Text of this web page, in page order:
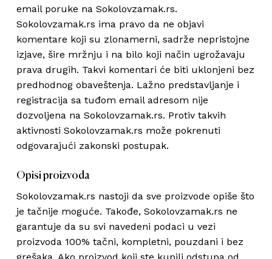
email poruke na Sokolovzamak.rs.
Sokolovzamak.rs ima pravo da ne objavi
komentare koji su zlonamerni, sadrže nepristojne
izjave, šire mržnju i na bilo koji način ugrožavaju
prava drugih. Takvi komentari će biti uklonjeni bez
predhodnog obaveštenja. Lažno predstavljanje i
registracija sa tuđom email adresom nije
dozvoljena na Sokolovzamak.rs. Protiv takvih
aktivnosti Sokolovzamak.rs može pokrenuti
odgovarajući zakonski postupak.
Opisi proizvoda
Sokolovzamak.rs nastoji da sve proizvode opiše što
je tačnije moguće. Takođe, Sokolovzamak.rs ne
garantuje da su svi navedeni podaci u vezi
proizvoda 100% tačni, kompletni, pouzdani i bez